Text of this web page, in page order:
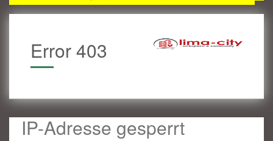
Error 403
IP-Adresse gesperrt